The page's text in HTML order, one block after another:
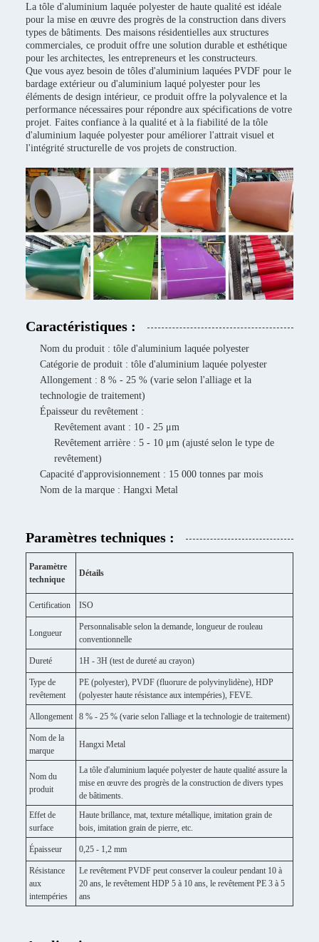
La tôle d'aluminium laquée polyester de haute qualité est idéale
pour la mise en œuvre des progrès de la construction dans divers
types de bâtiments. Des maisons résidentielles aux structures
commerciales, ce produit offre une solution durable et esthétique
pour les architectes, les entrepreneurs et les constructeurs.
Que vous ayez besoin de tôles d'aluminium laquées PVDF pour le
bardage extérieur ou d'aluminium laqué polyester pour les
éléments de design intérieur, ce produit offre la polyvalence et la
performance nécessaires pour répondre aux spécifications de votre
projet. Faites confiance à la qualité et à la fiabilité de la tôle
d'aluminium laquée polyester pour améliorer l'attrait visuel et
l'intégrité structurelle de vos projets de construction.
Caractéristiques :
Nom du produit : tôle d'aluminium laquée polyester
Catégorie de produit : tôle d'aluminium laquée polyester
Allongement : 8 % - 25 % (varie selon l'alliage et la
technologie de traitement)
Épaisseur du revêtement :
Revêtement avant : 10 - 25 μm
Revêtement arrière : 5 - 10 μm (ajusté selon le type de
revêtement)
Capacité d'approvisionnement : 15 000 tonnes par mois
Nom de la marque : Hangxi Metal
Paramètres techniques :
Paramètre
technique
Détails
Certification ISO
Longueur
Personnalisable selon la demande, longueur de rouleau
conventionnelle
Dureté 1H - 3H (test de dureté au crayon)
Type de
revêtement
PE (polyester), PVDF (fluorure de polyvinylidène), HDP
(polyester haute résistance aux intempéries), FEVE.
Allongement 8 % - 25 % (varie selon l'alliage et la technologie de traitement)
Nom de la
marque
Hangxi Metal
Nom du
produit
La tôle d'aluminium laquée polyester de haute qualité assure la
mise en œuvre des progrès de la construction de divers types
de bâtiments.
Effet de
surface
Haute brillance, mat, texture métallique, imitation grain de
bois, imitation grain de pierre, etc.
Épaisseur 0,25 - 1,2 mm
Résistance
aux
intempéries
Le revêtement PVDF peut conserver la couleur pendant 10 à
20 ans, le revêtement HDP 5 à 10 ans, le revêtement PE 3 à 5
ans